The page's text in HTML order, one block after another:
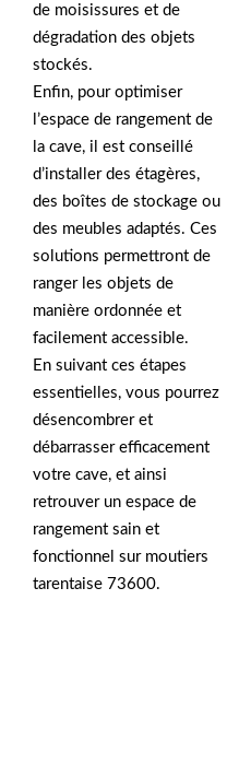
de moisissures et de
dégradation des objets
stockés.
Enfin, pour optimiser
l’espace de rangement de
la cave, il est conseillé
d’installer des étagères,
des boîtes de stockage ou
des meubles adaptés. Ces
solutions permettront de
ranger les objets de
manière ordonnée et
facilement accessible.
En suivant ces étapes
essentielles, vous pourrez
désencombrer et
débarrasser efficacement
votre cave, et ainsi
retrouver un espace de
rangement sain et
fonctionnel sur moutiers
tarentaise 73600.